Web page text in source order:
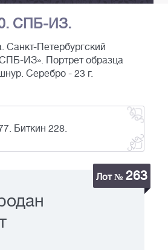
СПБ-ИЗ.
Санкт-Петербургский
ИЗ». Портрет образца
Серебро - 23 г.
Биткин 228.
Лот № 263